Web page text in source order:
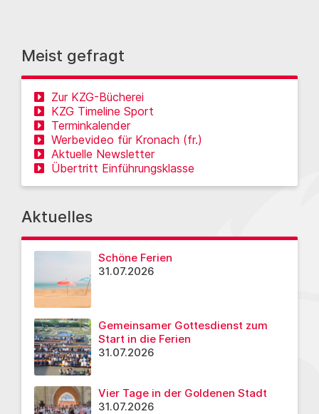
Meist gefragt
Zur KZG-Bücherei
KZG Timeline Sport
Terminkalender
Werbevideo für Kronach (fr.)
Aktuelle Newsletter
Übertritt Einführungsklasse
Aktuelles
Schöne Ferien
31.07.2026
Gemeinsamer Gottesdienst zum
Start in die Ferien
31.07.2026
Vier Tage in der Goldenen Stadt
31.07.2026